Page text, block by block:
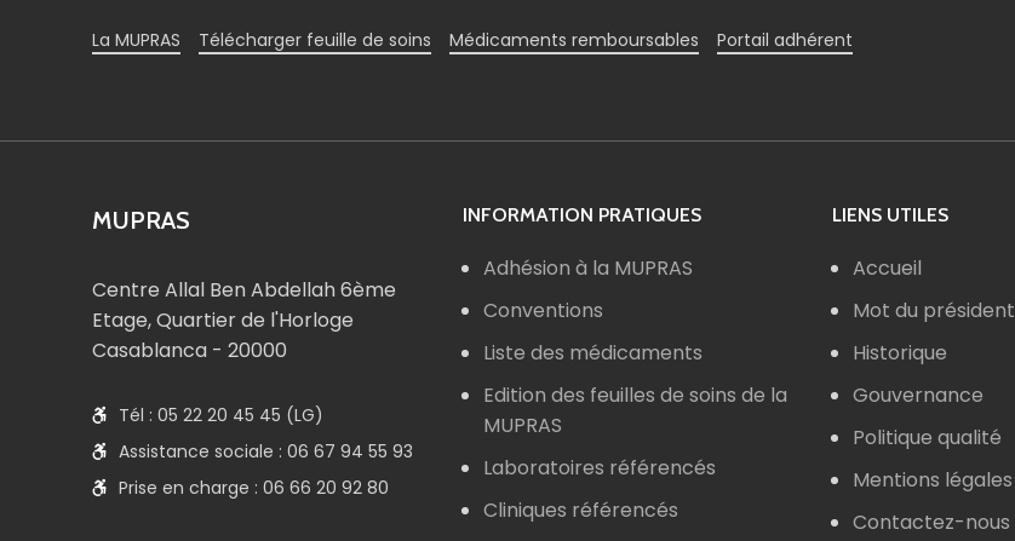
La MUPRAS Télécharger feuille de soins Médicaments remboursables Portail adhérent
MUPRAS
Centre Allal Ben Abdellah 6ème
Etage, Quartier de l'Horloge
Casablanca - 20000
Tél : 05 22 20 45 45 (LG)
Assistance sociale : 06 67 94 55 93
Prise en charge : 06 66 20 92 80
INFORMATION PRATIQUES
Adhésion à la MUPRAS
Conventions
Liste des médicaments
Edition des feuilles de soins de la
MUPRAS
Laboratoires référencés
Cliniques référencés
LIENS UTILES
Accueil
Mot du président
Historique
Gouvernance
Politique qualité
Mentions légales
Contactez-nous